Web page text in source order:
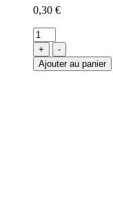
0,30 €
+
-
Ajouter au panier